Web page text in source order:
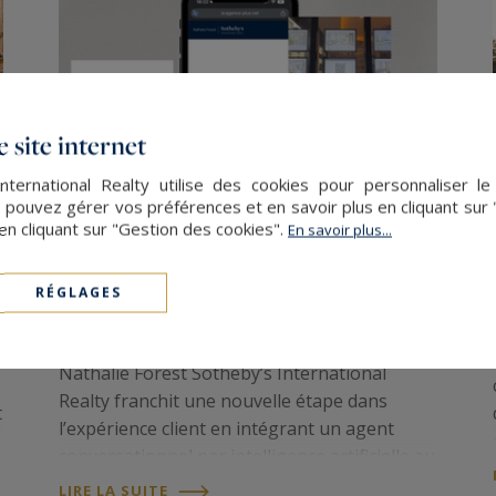
Nathalie Forest Sotheby’s
International Realty innove avec
un agent conversationnel par
Nathalie Forest Sotheby’s International
Realty franchit une nouvelle étape dans
l’expérience client en intégrant un agent
cœur de son dispositif de communication.
LIRE LA SUITE
site internet
Realty utilise des cookies pour personnaliser
pouvez gérer vos préférences et en savoir plus en cliquant
cliquant sur "Gestion des cookies". En savoir plus...
RÉGLAGES